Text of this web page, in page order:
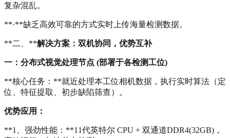
复杂混乱。
**·**缺乏高效可靠的方式实时上传海量检测数据。
**二、**解决方案：双机协同，优势互补
一：分布式视觉处理节点 (部署于各检测工位)
**核心任务：**就近处理本工位相机数据，执行实时算法（定
位、特征提取、初步缺陷筛查）。
优势应用：
**1、强劲性能：**11代英特尔 CPU + 双通道DDR4(32GB)，